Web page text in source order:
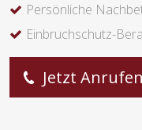
Persönliche
Einbruchschutz-
Jetzt Anrufen